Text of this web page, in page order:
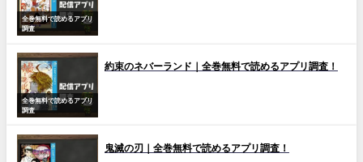
全巻無料で読めるアプリ
調査
全巻無料で読めるアプリ
調査
約束のネバーランド｜全巻無料で読めるアプリ調査！
鬼滅の刃｜全巻無料で読めるアプリ調査！